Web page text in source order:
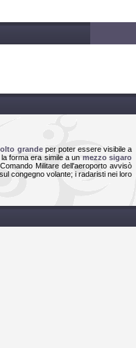
grandeper poter essere visibile a
forma era simile a un mezzo sigaro
Militare dell'aeroporto avvisò
congegno volante; i radaristi nei loro